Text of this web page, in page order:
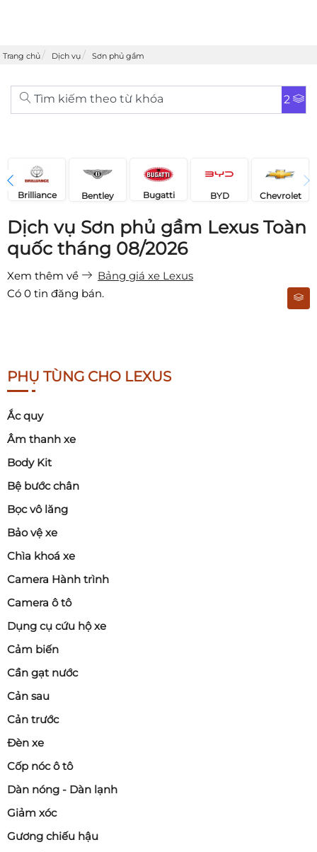
Trang chủ Dịch vụ Sơn phủ gầm
Tìm kiếm theo từ khóa 2
Brilliance Bentley Bugatti BYD Chevrolet
Dịch vụ Sơn phủ gầm Lexus Toàn
quốc tháng 08/2026
Xem thêm về
Bảng giá xe Lexus
Có 0 tin đăng bán.
PHỤ TÙNG CHO LEXUS
Ắc quy
Âm thanh xe
Body Kit
Bệ bước chân
Bọc vô lăng
Bảo vệ xe
Chìa khoá xe
Camera Hành trình
Camera ô tô
Dụng cụ cứu hộ xe
Cảm biến
Cần gạt nước
Cản sau
Cản trước
Đèn xe
Cốp nóc ô tô
Dàn nóng - Dàn lạnh
Giảm xóc
Gương chiếu hậu